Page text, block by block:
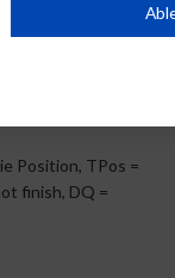
Position, TPos =
finish, DQ =
von